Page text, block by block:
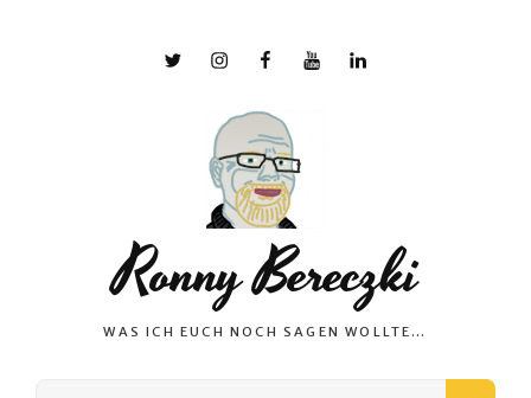
X InstagramFacebookYouTubeLinkedin
Ronny Bereczki
WAS ICH EUCH NOCH SAGEN WOLLTE…